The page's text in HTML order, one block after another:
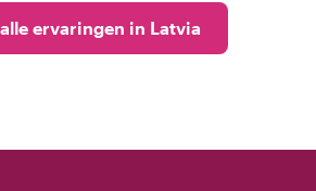
ervaringen in Latvia